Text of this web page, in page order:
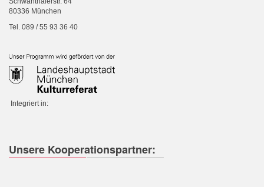
80336 München
Tel. 089 / 55 93 36 40
Integriert in:
Unsere Kooperationspartner: